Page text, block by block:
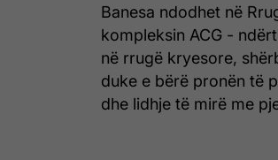
Banesa ndodhet në
kompleksin ACG -
në rrugë kryesore,
duke e bërë pronën të
dhe lidhje të mirë me